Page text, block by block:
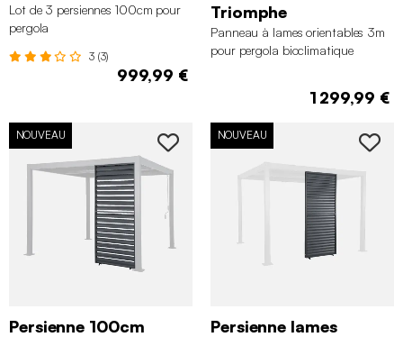
Lot de 3 persiennes 100cm pour
pergola
4x3m 6x3m Triomphe
3 (3)
999,99 €
Triomphe
Panneau à lames orientables 3m
pour pergola bioclimatique
1 299,99 €
NOUVEAU
Persienne 100cm
NOUVEAU
Persienne lames